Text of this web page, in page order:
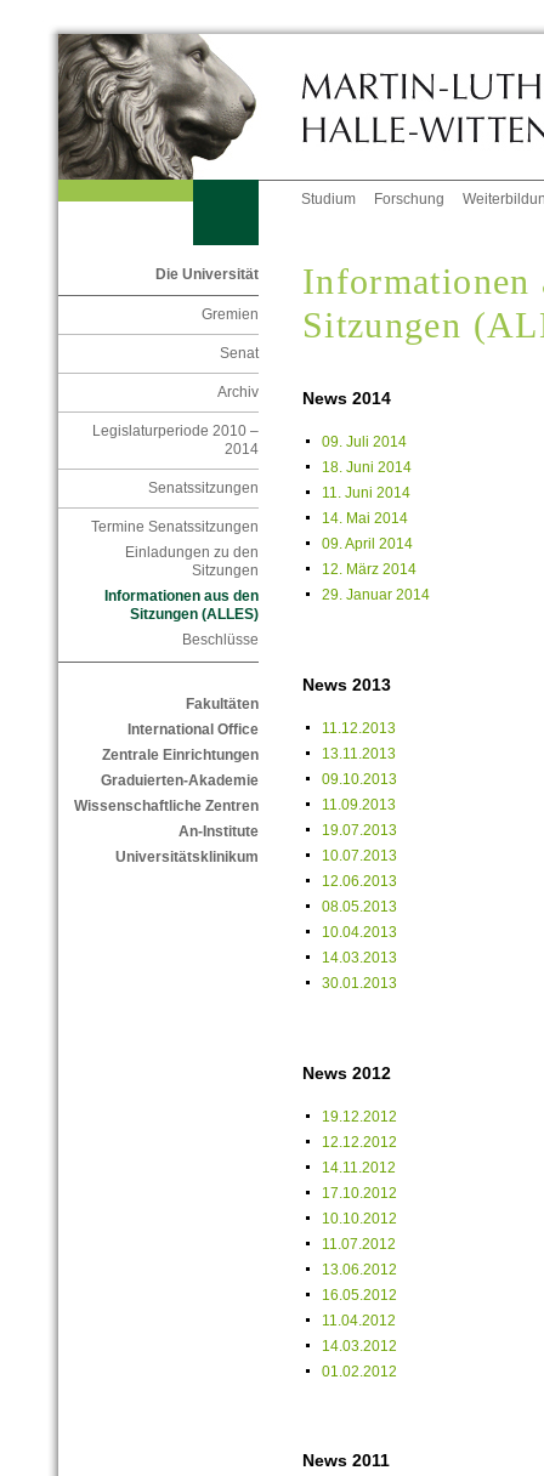
Studium Forschung
Die Universität
Gremien
Senat
Archiv
Legislaturperiode 2010 –
2014
Senatssitzungen
Termine Senatssitzungen
Einladungen zu den
Sitzungen
Informationen aus den
Sitzungen (ALLES)
Beschlüsse
Fakultäten
International Office
Zentrale Einrichtungen
Graduierten-Akademie
Wissenschaftliche Zentren
An-Institute
Universitätsklinikum
Informationen
Sitzungen
News 2014
09. Juli 2014
18. Juni 2014
11. Juni 2014
14. Mai 2014
09. April 2014
12. März 2014
29. Januar 2014
News 2013
11.12.2013
13.11.2013
09.10.2013
11.09.2013
19.07.2013
10.07.2013
12.06.2013
08.05.2013
10.04.2013
14.03.2013
30.01.2013
News 2012
19.12.2012
12.12.2012
14.11.2012
17.10.2012
10.10.2012
11.07.2012
13.06.2012
16.05.2012
11.04.2012
14.03.2012
01.02.2012
News 2011